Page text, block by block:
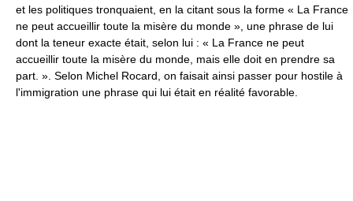
et les politiques tronquaient, en la citant sous la forme « La France
ne peut accueillir toute la misère du monde » , une phrase de lui
dont la teneur exacte était, selon lui : « La France ne peut
accueillir toute la misère du monde, mais elle doit en prendre sa
part. » . Selon Michel Rocard, on faisait ainsi passer pour hostile à
l'immigration une phrase qui lui était en réalité favorable.